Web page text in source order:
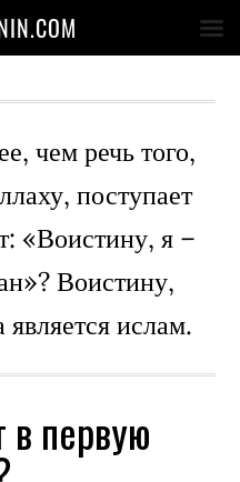
чем речь того,
поступает
«Воистину, я –
Воистину,
ислам.
в первую